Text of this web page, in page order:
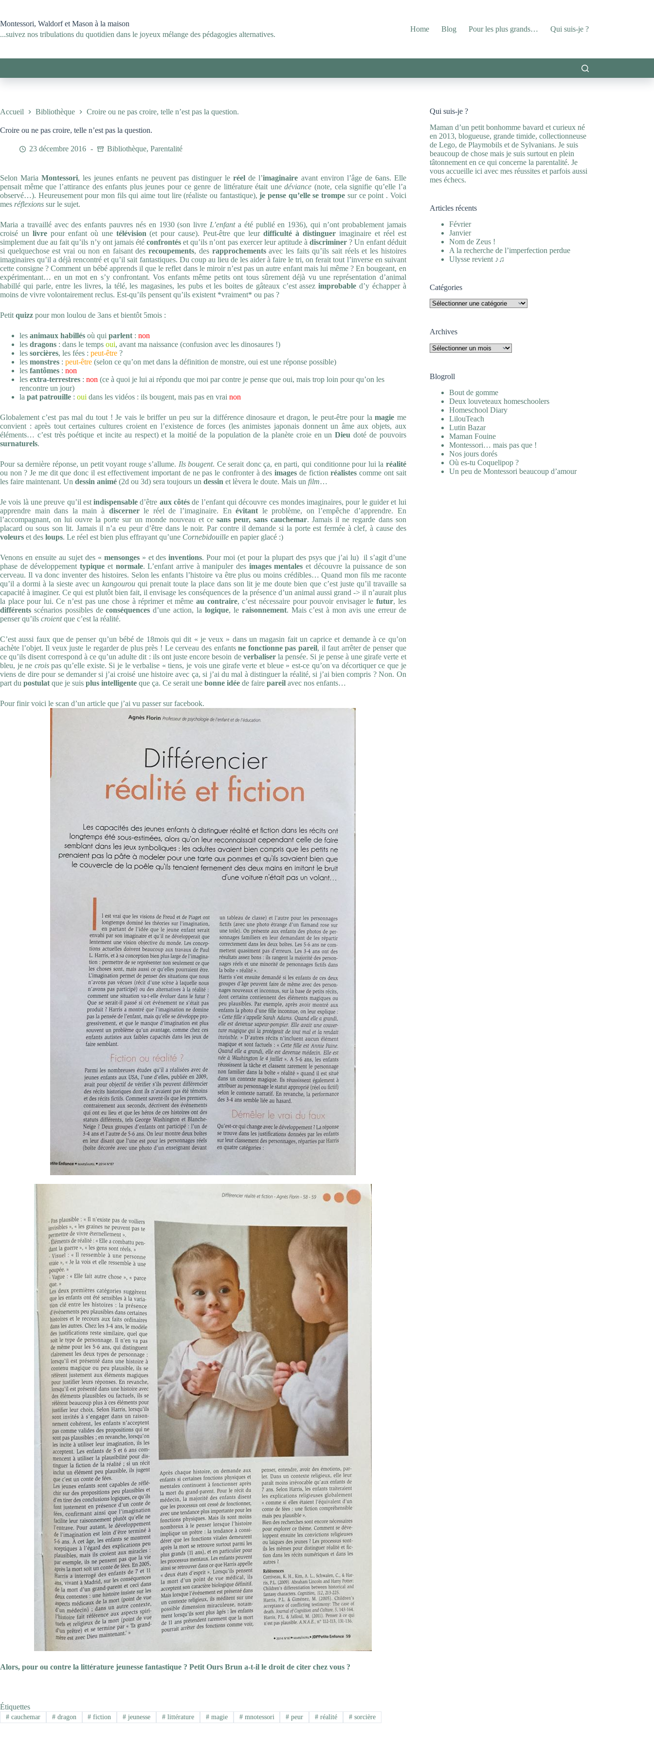
contenu
Montessori, Waldorf et Mason à la maison
...suivez nos tribulations du quotidien dans le joyeux mélange des pédagogies alternatives.
Home Blog Pour les plus grands… Qui suis-je ?
Accueil Bibliothèque Croire ou ne pas croire, telle n’est pas la question.
Croire ou ne pas croire, telle n’est pas la question.
23 décembre 2016 Bibliothèque, Parentalité
Selon MariaMontessori, les jeunes enfants ne peuvent pas distinguer leréel de l’imaginaire avant environ l’âge de 6ans. Elle
pensait même que l’attirance des enfants plus jeunes pour ce genre de littérature était unedéviance (note, cela signifie qu’elle l’a
observé…). Heureusement pour mon fils qui aime tout lire (réaliste ou fantastique),je pense qu’elle se trompe sur ce point . Voici
mes réflexions sur le sujet.
Maria a travaillé avec des enfants pauvres nés en 1930 (son livre L’enfanta été publié en 1936), qui n’ont probablement jamais
croisé un livrepour enfant où une télévision (et pour cause). Peut-être que leurdifficulté à distinguerimaginaire et réel est
simplement due au fait qu’ils n’y ont jamais étéconfrontés et qu’ils n’ont pas exercer leur aptitude àdiscriminer ? Un enfant déduit
si quelquechose est vrai ou non en faisant desrecoupements, des rapprochementsavec les faits qu’ils sait réels et les histoires
imaginaires qu’il a déjà rencontré et qu’il sait fantastiques. Du coup au lieu de les aider à faire le tri, on ferait tout l’inverse en suivant
cette consigne ? Comment un bébé apprends il que le reflet dans le miroir n’est pas un autre enfant mais lui même ? En bougeant, en
expérimentant… en un mot en s’y confrontant. Vos enfants même petits ont tous sûrement déjà vu une représentation d’animal
habillé qui parle, entre les livres, la télé, les magasines, les pubs et les boites de gâteaux c’est assezimprobable d’y échapper à
moins de vivre volontairement reclus. Est-qu’ils pensent qu’ils existent *vraiment* ou pas ?
Petit quizz pour mon loulou de 3ans et bientôt 5mois :
les animaux habillés où qui parlent : non
les dragons : dans le temps oui, avant ma naissance (confusion avec les dinosaures !)
les sorcières, les fées : peut-être ?
les monstres : peut-être (selon ce qu’on met dans la définition de monstre, oui est une réponse possible)
les fantômes : non
les extra-terrestres : non (ce à quoi je lui ai répondu que moi par contre je pense que oui, mais trop loin pour qu’on les
rencontre un jour)
la pat patrouille : oui dans les vidéos : ils bougent, mais pas en vrai non
Globalement c’est pas mal du tout ! Je vais le briffer un peu sur la différence dinosaure et dragon, le peut-être pour lamagie me
convient : après tout certaines cultures croient en l’existence de forces (les animistes japonais donnent un âme aux objets, aux
éléments… c’est très poétique et incite au respect) et la moitié de la population de la planète croie en unDieu doté de pouvoirs
surnaturels.
Pour sa dernière réponse, un petit voyant rouge s’allume. Ils bougent. Ce serait donc ça, en parti, qui conditionne pour lui la réalité
ou non ? Je me dit que donc il est effectivement important de ne pas le confronter à desimages de fictionréalistes comme ont sait
les faire maintenant. Un dessin animé (2d ou 3d) sera toujours un dessin et lèvera le doute. Mais un film…
Je vois là une preuve qu’il estindispensable d’être aux côtés de l’enfant qui découvre ces mondes imaginaires, pour le guider et lui
apprendre main dans la main à discernerle réel de l’imaginaire. Enévitant le problème, on l’empêche d’apprendre. En
l’accompagnant, on lui ouvre la porte sur un monde nouveau et ce sans peur, sans cauchemar. Jamais il ne regarde dans son
placard ou sous son lit. Jamais il n’a eu peur d’être dans le noir. Par contre il demande si la porte est fermée à clef, à cause des
voleurs et des loups. Le réel est bien plus effrayant qu’une Cornebidouille en papier glacé :)
Venons en ensuite au sujet des « mensonges» et desinventions. Pour moi (et pour la plupart des psys que j’ai lu) il s’agit d’une
phase de développementtypique et normale. L’enfant arrive à manipuler des images mentales et découvre la puissance de son
cerveau. Il va donc inventer des histoires. Selon les enfants l’histoire va être plus ou moins crédibles… Quand mon fils me raconte
qu’il a dormi à la sieste avec unkangourou qui prenait toute la place dans son lit je me doute bien que c’est juste qu’il travaille sa
capacité à imaginer. Ce qui est plutôt bien fait, il envisage les conséquences de la présence d’un animal aussi grand -> il n’aurait plus
la place pour lui. Ce n’est pas une chose à réprimer et mêmeau contraire, c’est nécessaire pour pouvoir envisager lefutur, les
différents scénarios possibles deconséquences d’une action, la logique, le raisonnement. Mais c’est à mon avis une erreur de
penser qu’ils croientque c’est la réalité.
C’est aussi faux que de penser qu’un bébé de 18mois qui dit « je veux » dans un magasin fait un caprice et demande à ce qu’on
achète l’objet. Il veux juste le regarder de plus près ! Le cerveau des enfantsne fonctionne pas pareil, il faut arrêter de penser que
ce qu’ils disent correspond à ce qu’un adulte dit : ils ont juste encore besoin de verbaliserla pensée. Si je pense à une girafe verte et
bleu, je ne croispas qu’elle existe. Si je le verbalise « tiens, je vois une girafe verte et bleue » est-ce qu’on va décortiquer ce que je
viens de dire pour se demander si j’ai croisé une histoire avec ça, si j’ai du mal à distinguer la réalité, si j’ai bien compris ? Non. On
part du postulat que je suis plus intelligente que ça. Ce serait une bonne idée de faire pareil avec nos enfants…
Pour finir voici le scan d’un article que j’ai vu passer sur facebook.
Alors, pour ou contre la littérature jeunesse fantastique ? Petit Ours Brun a-t-il le droit de citer chez vous ?
Étiquettes
#cauchemar #dragon # fiction # jeunesse # littérature #magie #mnotessori # peur # réalité #sorcière
Qui suis-je ?
Maman d’un petit bonhomme bavard et curieux né
en 2013, blogueuse, grande timide, collectionneuse
de Lego, de Playmobils et de Sylvanians. Je suis
beaucoup de chose mais je suis surtout en plein
tâtonnement en ce qui concerne la parentalité. Je
vous accueille ici avec mes réussites et parfois aussi
mes échecs.
Articles récents
Février
Janvier
Nom de Zeus !
A la recherche de l’imperfection perdue
Ulysse revient ♪♫
Catégories
Catégories
Archives
Archives
Blogroll
Bout de gomme
Deux louveteaux homeschoolers
Homeschool Diary
LilouTeach
Lutin Bazar
Maman Fouine
Montessori… mais pas que !
Nos jours dorés
Où es-tu Coquelipop ?
Un peu de Montessori beaucoup d’amour